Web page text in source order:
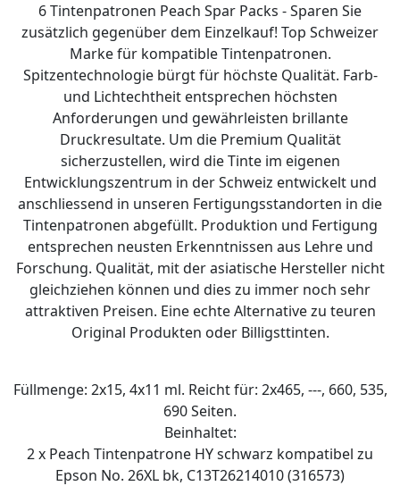
6 Tintenpatronen Peach Spar Packs - Sparen Sie
zusätzlich gegenüber dem Einzelkauf! Top Schweizer
Marke für kompatible Tintenpatronen.
Spitzentechnologie bürgt für höchste Qualität. Farb-
und Lichtechtheit entsprechen höchsten
Anforderungen und gewährleisten brillante
Druckresultate. Um die Premium Qualität
sicherzustellen, wird die Tinte im eigenen
Entwicklungszentrum in der Schweiz entwickelt und
anschliessend in unseren Fertigungsstandorten in die
Tintenpatronen abgefüllt. Produktion und Fertigung
entsprechen neusten Erkenntnissen aus Lehre und
Forschung. Qualität, mit der asiatische Hersteller nicht
gleichziehen können und dies zu immer noch sehr
attraktiven Preisen. Eine echte Alternative zu teuren
Original Produkten oder Billigsttinten.
Füllmenge: 2x15, 4x11 ml. Reicht für: 2x465, ---, 660, 535,
690 Seiten.
Beinhaltet:
2 x Peach Tintenpatrone HY schwarz kompatibel zu
Epson No. 26XL bk, C13T26214010 (316573)